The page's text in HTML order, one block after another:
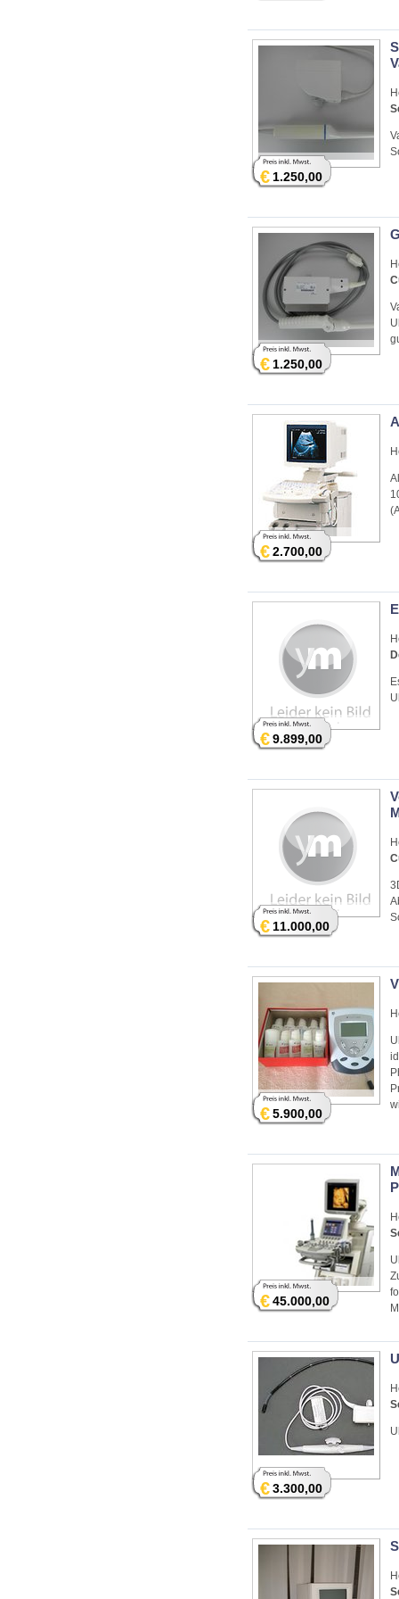
€1.250,00
€1.250,00
€2.700,00
€9.899,00
€11.000,00
€5.900,00
€45.000,00
€3.300,00